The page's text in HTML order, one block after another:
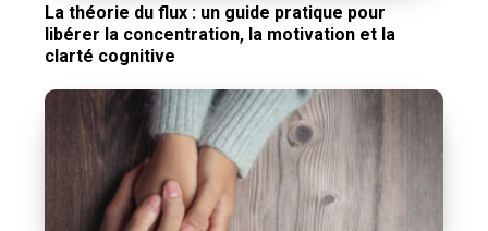
La théorie du flux : un guide pratique pour
libérer la concentration, la motivation et la
clarté cognitive